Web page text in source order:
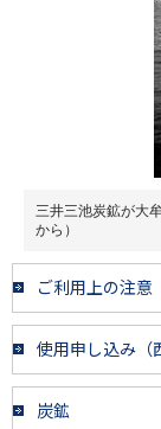
三井三池炭鉱が大
から）
ご利用上の注意
使用申し込み（
炭鉱